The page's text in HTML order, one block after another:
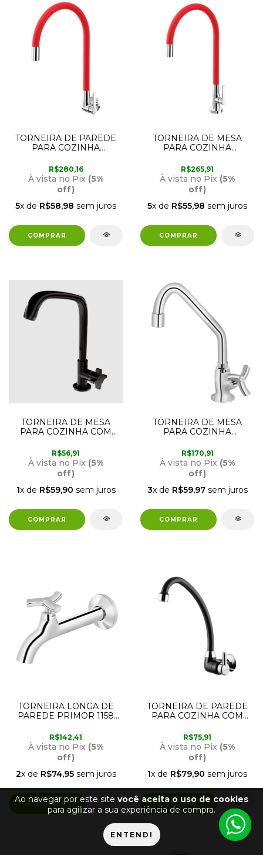
Ao navegar por este site você aceita o uso de cookies
para agilizar a sua experiência de compra.
ENTENDI
TORNEIRA DE PAREDE
PARA COZINHA
VERMELHA 00967479
DOCOL
R$280,16
À vista no Pix (5%
off)
5x de R$58,98 sem juros
TORNEIRA DE MESA
PARA COZINHA
VERMELHA 00966979
DOCOL
R$265,91
À vista no Pix (5%
off)
5x de R$55,98 sem juros
TORNEIRA DE MESA
PARA COZINHA COM
CROSS 1167 F64
LORENZETTI
R$56,91
À vista no Pix (5%
off)
1x de R$59,90 sem juros
TORNEIRA DE MESA
PARA COZINHA
R$170,91
À vista no Pix (5%
off)
3x de R$59,97sem juros
TORNEIRA LONGA DE
PAREDE PRIMOR 1158
R$142,41
À vista no Pix (5%
off)
2x de R$74,95sem juros
TORNEIRA DE PAREDE
PARA COZINHA COM
CROMADA 1168 F31
LORENZETTI
R$75,91
À vista no Pix (5%
off)
1x de R$79,90 sem juros